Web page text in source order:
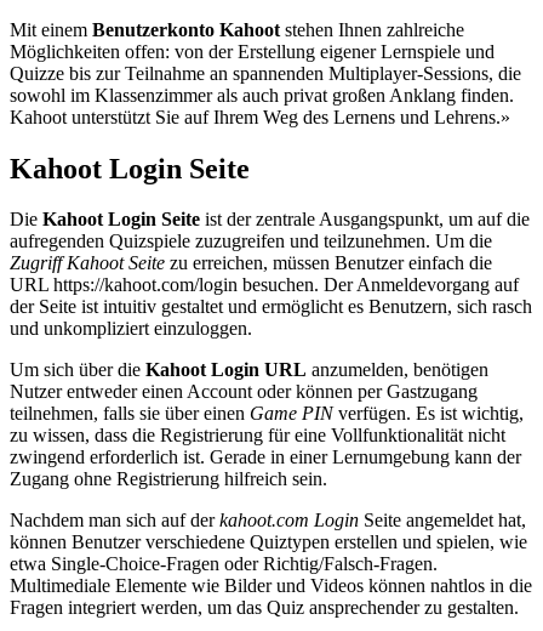
Mit einem Benutzerkonto Kahoot stehen Ihnen zahlreiche
Möglichkeiten offen: von der Erstellung eigener Lernspiele und
Quizze bis zur Teilnahme an spannenden Multiplayer-Sessions, die
sowohl im Klassenzimmer als auch privat großen Anklang finden.
Kahoot unterstützt Sie auf Ihrem Weg des Lernens und Lehrens.»
Kahoot Login Seite
Die Kahoot Login Seite ist der zentrale Ausgangspunkt, um auf die
aufregenden Quizspiele zuzugreifen und teilzunehmen. Um die
Zugriff Kahoot Seite zu erreichen, müssen Benutzer einfach die
URL https://kahoot.com/login besuchen. Der Anmeldevorgang auf
der Seite ist intuitiv gestaltet und ermöglicht es Benutzern, sich rasch
und unkompliziert einzuloggen.
Um sich über die Kahoot Login URL anzumelden, benötigen
Nutzer entweder einen Account oder können per Gastzugang
teilnehmen, falls sie über einen Game PINverfügen. Es ist wichtig,
zu wissen, dass die Registrierung für eine Vollfunktionalität nicht
zwingend erforderlich ist. Gerade in einer Lernumgebung kann der
Zugang ohne Registrierung hilfreich sein.
Nachdem man sich auf derkahoot.com Login Seite angemeldet hat,
können Benutzer verschiedene Quiztypen erstellen und spielen, wie
etwa Single-Choice-Fragen oder Richtig/Falsch-Fragen.
Multimediale Elemente wie Bilder und Videos können nahtlos in die
Fragen integriert werden, um das Quiz ansprechender zu gestalten.